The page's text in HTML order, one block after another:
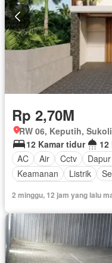
Rp 2,70M
RW 06, Keputih,
12 Kamar tidur
12
AC
Air Cctv
Keamanan
Listrik
2 minggu, 12 jam yang lalu